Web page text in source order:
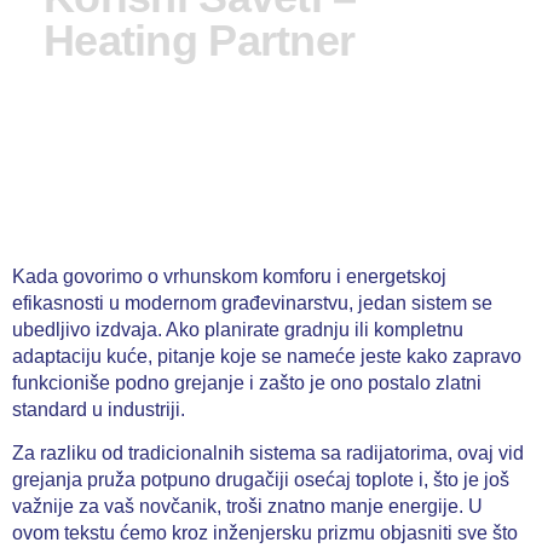
Heating Partner
Kada govorimo o vrhunskom komforu i energetskoj
efikasnosti u modernom građevinarstvu, jedan sistem se
ubedljivo izdvaja. Ako planirate gradnju ili kompletnu
adaptaciju kuće, pitanje koje se nameće jeste kako zapravo
funkcioniše podno grejanje i zašto je ono postalo zlatni
standard u industriji.
Za razliku od tradicionalnih sistema sa radijatorima, ovaj vid
grejanja pruža potpuno drugačiji osećaj toplote i, što je još
važnije za vaš novčanik, troši znatno manje energije. U
ovom tekstu ćemo kroz inženjersku prizmu objasniti sve što